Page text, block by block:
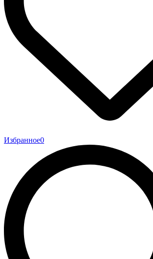
Избранное0